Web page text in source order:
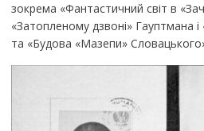
зокрема «Фантастичний світ в
«Затопленому дзвоні» Гауптмана
та «Будова «Мазепи»